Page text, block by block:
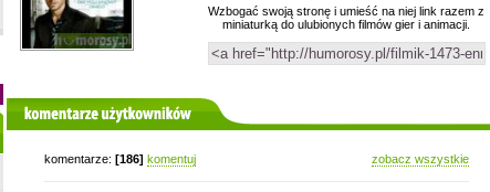
Wzbogać swoją stronę i umieść na niej link razem z
miniaturką do ulubionych filmów gier i animacji.
komentarze użytkowników
komentarze: [186] komentuj zobacz wszystkie